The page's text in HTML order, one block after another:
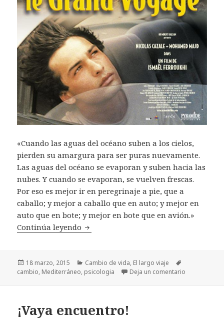
«Cuando las aguas del océano suben a los cielos,
pierden su amargura para ser puras nuevamente.
Las aguas del océano se evaporan y suben hacia las
nubes. Y cuando se evaporan, se vuelven frescas.
Por eso es mejor ir en peregrinaje a pie, que a
caballo; y mejor a caballo que en auto; y mejor en
auto que en bote; y mejor en bote que en avión.»
Continúa leyendo El largo viaje
Publicado
el
18 marzo, 2015 Categorías
Cambio de vida, El largo viaje
cambio, Mediterráneo, psicologia Deja un comentario
¡Vaya encuentro!